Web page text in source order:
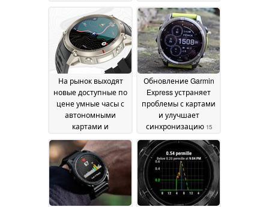
высококлассных
смарт-часов24 June
2026
результатах22 June
2026
На рынок выходят
новые доступные по
цене умные часы с
автономными
картами и
GPS17 June 2026
Обновление Garmin
Express устраняет
проблемы с картами
и улучшает
синхронизацию 15
June 2026